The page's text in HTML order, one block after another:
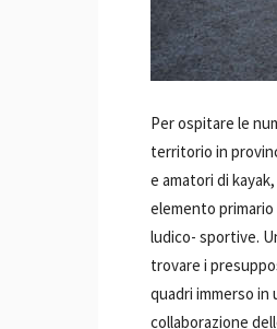
Per ospitare le
territorio in
e amatori di
elemento
ludico- sportive.
trovare i
quadri immerso in
collaborazione